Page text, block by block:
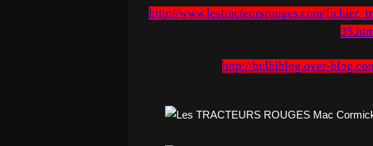
http://www.lestracteursrouges.com/
http://bulbiblog.over-